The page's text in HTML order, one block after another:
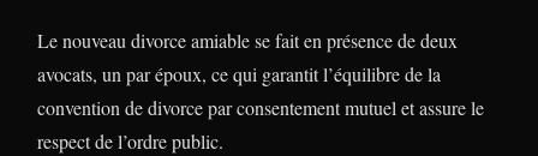
Le nouveau divorce amiable se fait en présence de deux
avocats, un par époux, ce qui garantit l’équilibre de la
convention de divorce par consentement mutuel et assure le
respect de l’ordre public.